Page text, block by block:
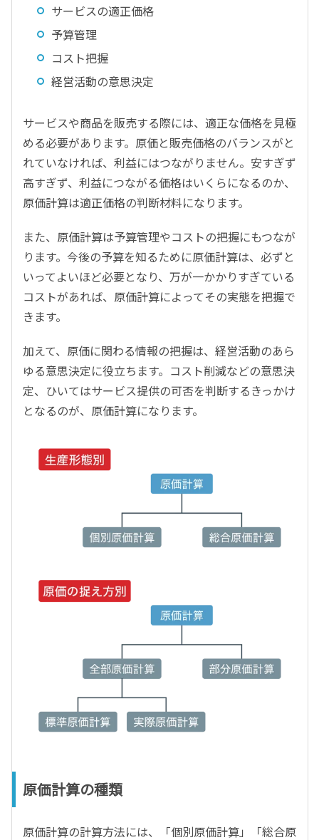
サービスの適正価格
予算管理
コスト把握
経営活動の意思決定
サービスや商品を販売する際には、適正な価格を見極
める必要があります。原価と販売価格のバランスがと
れていなければ、利益にはつながりません。安すぎず
高すぎず、利益につながる価格はいくらになるのか、
原価計算は適正価格の判断材料になります。
また、原価計算は予算管理やコストの把握にもつなが
ります。今後の予算を知るために原価計算は、必ずと
いってよいほど必要となり、万が一かかりすぎている
コストがあれば、原価計算によってその実態を把握で
きます。
加えて、原価に関わる情報の把握は、経営活動のあら
ゆる意思決定に役立ちます。コスト削減などの意思決
定、ひいてはサービス提供の可否を判断するきっかけ
となるのが、原価計算になります。
原価計算の種類
原価計算の計算方法には、「個別原価計算」「総合原